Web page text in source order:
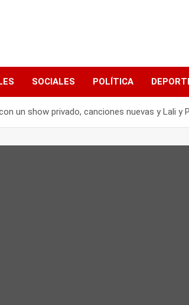
SOCIALES POLÍTICA
un show privado, canciones nuevas y Lali y